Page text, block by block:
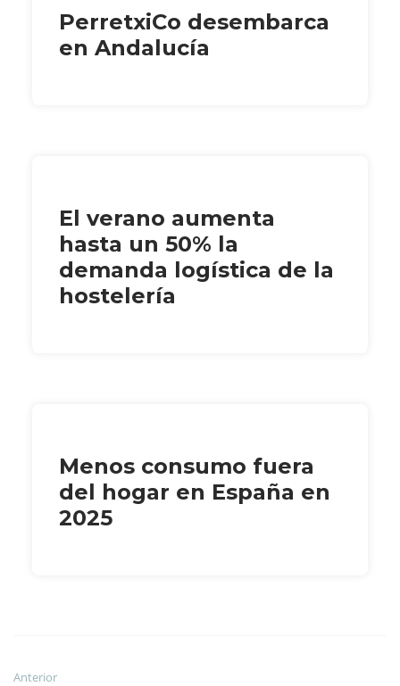
PerretxiCo desembarca
en Andalucía
El verano aumenta
hasta un 50% la
demanda logística de la
hostelería
Menos consumo fuera
del hogar en España en
2025
Anterior